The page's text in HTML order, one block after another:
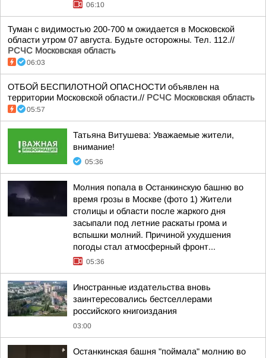
06:10
Туман с видимостью 200-700 м ожидается в Московской
области утром 07 августа. Будьте осторожны. Тел. 112.//
РСЧС Московская область
06:03
ОТБОЙ БЕСПИЛОТНОЙ ОПАСНОСТИ объявлен на
территории Московской области.// РСЧС Московская область
05:57
Татьяна Витушева: Уважаемые жители,
внимание!
05:36
Молния попала в Останкинскую башню во
время грозы в Москве (фото 1) Жители
столицы и области после жаркого дня
засыпали под летние раскаты грома и
вспышки молний. Причиной ухудшения
погоды стал атмосферный фронт...
05:36
Иностранные издательства вновь
заинтересовались бестселлерами
российского книгоиздания
03:00
Останкинская башня "поймала" молнию во